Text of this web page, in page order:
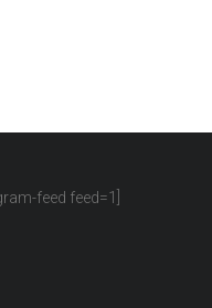
feed feed=1]